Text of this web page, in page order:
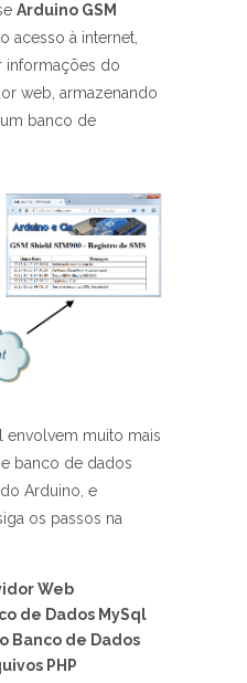
Arduino GSM
o acesso à internet,
informações do
web, armazenando
banco de
envolvem muito mais
banco de dados
Arduino, e
os passos na
Web
de Dados MySql
Banco de Dados
PHP